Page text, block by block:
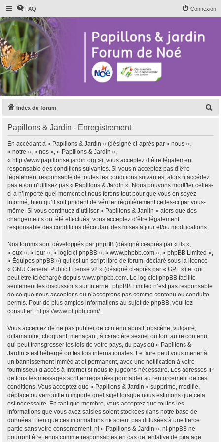
FAQ Connexion
Index du forum
Papillons & Jardin - Enregistrement
En accédant à « Papillons & Jardin » (désigné ci-après par « nous »,
« notre », « nos », « Papillons & Jardin »,
« http://www.papillonsetjardin.org »), vous acceptez d’être légalement
responsable des conditions suivantes. Si vous n’acceptez pas d’être
légalement responsable de toutes les conditions suivantes, alors n’accédez
pas et/ou n’utilisez pas « Papillons & Jardin ». Nous pouvons modifier celles-
ci à n’importe quel moment et nous ferons tout pour que vous en soyez
informé, bien qu’il soit prudent de vérifier régulièrement celles-ci par vous-
même. Si vous continuez d’utiliser « Papillons & Jardin » alors que des
changements ont été effectués, vous acceptez d’être légalement
responsable des conditions découlant des mises à jour et/ou modifications.
Nos forums sont développés par phpBB (désigné ci-après par « ils »,
« eux », « leur », « logiciel phpBB », « www.phpbb.com », « phpBB Limited »,
« Équipes phpBB ») qui est un script libre de forum, déclaré sous la licence
« GNU General Public License v2 » (désigné ci-après par « GPL ») et qui
peut être téléchargé depuis www.phpbb.com. Le logiciel phpBB facilite
seulement les discussions sur Internet. phpBB Limited n’est pas responsable
de ce que nous acceptons ou n’acceptons pas comme contenu ou conduite
permis. Pour de plus amples informations au sujet de phpBB, veuillez
consulter : https://www.phpbb.com/.
Vous acceptez de ne pas publier de contenu abusif, obscène, vulgaire,
diffamatoire, choquant, menaçant, à caractère sexuel ou tout autre contenu
qui peut transgresser les lois de votre pays, du pays où « Papillons &
Jardin » est hébergé ou les lois internationales. Le faire peut vous mener à
un bannissement immédiat et permanent, avec une notification à votre
fournisseur d’accès à Internet si nous le jugeons nécessaire. Les adresses IP
de tous les messages sont enregistrées pour aider au renforcement de ces
conditions. Vous acceptez que « Papillons & Jardin » supprime, modifie,
déplace ou verrouille n’importe quel sujet lorsque nous estimons que cela
est nécessaire. En tant que membre, vous acceptez que toutes les
informations que vous avez saisies soient stockées dans notre base de
données. Bien que ces informations ne soient pas diffusées à une tierce
partie sans votre consentement, ni « Papillons & Jardin », ni phpBB ne
pourront être tenus comme responsables en cas de tentative de piratage